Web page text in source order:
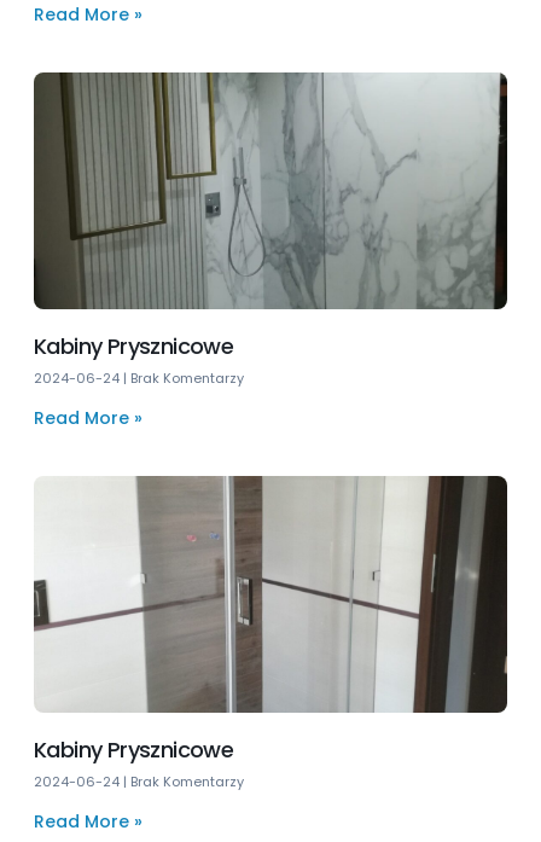
Read More »
Kabiny Prysznicowe
2024-06-24 Brak Komentarzy
Read More »
Kabiny Prysznicowe
2024-06-24 Brak Komentarzy
Read More »